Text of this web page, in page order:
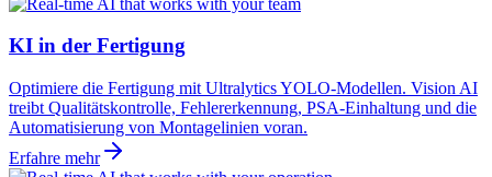
KI in der Fertigung
Optimiere die Fertigung mit Ultralytics YOLO-Modellen. Vision AI
treibt Qualitätskontrolle, Fehlererkennung, PSA-Einhaltung und die
Automatisierung von Montagelinien voran.
Erfahre mehr